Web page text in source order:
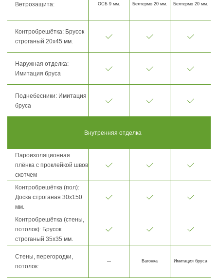
Ветрозащита: ОСБ 9 мм. Белтермо 20 мм. Белтермо 20 мм.
Контробрешётка: Брусок
строганый 20х45 мм.
Наружная отделка:
Имитация бруса
Поднебесники: Имитация
бруса
Внутренняя отделка
Пароизоляционная
плёнка с проклейкой швов
скотчем
Контробрешётка (пол):
Доска строганая 30х150
мм.
Контробрешётка (стены,
потолок): Брусок
строганый 35х35 мм.
Стены, перегородки,
потолок:
Вагонка Имитация бруса